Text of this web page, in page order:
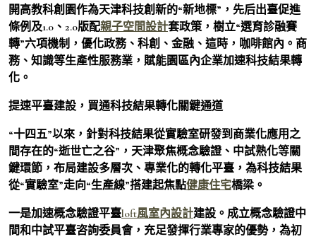
開高教科創園作為天津科技創新的“新地標”，先后出臺促進
條例及1.0、2.0版配親子空間設計套政策，樹立“選育診融賽
轉”六項機制，優化政務、科創、金融、這時，咖啡館內。商
務、知識等生產性服務業，賦能園區內企業加速科技結果轉
化。
提速平臺建設，買通科技結果轉化關鍵通道
“十四五”以來，針對科技結果從實驗室研發到商業化應用之
間存在的“逝世亡之谷”，天津聚焦概念驗證、中試熟化等關
鍵環節，布局建設多層次、專業化的轉化平臺，為科技結果
從“實驗室”走向“生產線”搭建起焦點健康住宅橋梁。
一是加速概念驗證平臺loft風室內設計建設。成立概念驗證中
間和中試平臺咨詢委員會，充足發揮行業專家的優勢，為初